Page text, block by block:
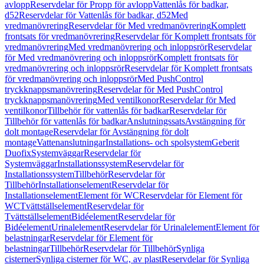
avloppReservdelar för Propp för avloppVattenlås för badkar,
d52Reservdelar för Vattenlås för badkar, d52Med
vredmanövreringReservdelar för Med vredmanövreringKomplett
frontsats för vredmanövreringReservdelar för Komplett frontsats för
vredmanövreringMed vredmanövrering och inloppsrörReservdelar
för Med vredmanövrering och inloppsrörKomplett frontsats för
vredmanövrering och inloppsrörReservdelar för Komplett frontsats
för vredmanövrering och inloppsrörMed PushControl
tryckknappsmanövreringReservdelar för Med PushControl
tryckknappsmanövreringMed ventilkonorReservdelar för Med
ventilkonorTillbehör för vattenlås för badkarReservdelar för
Tillbehör för vattenlås för badkarAnslutningssatsAvstängning för
dolt montageReservdelar för Avstängning för dolt
montageVattenanslutningarInstallations- och spolsystemGeberit
DuofixSystemväggarReservdelar för
SystemväggarInstallationssystemReservdelar för
InstallationssystemTillbehörReservdelar för
TillbehörInstallationselementReservdelar för
InstallationselementElement för WCReservdelar för Element för
WCTvättställselementReservdelar för
TvättställselementBidéelementReservdelar för
BidéelementUrinalelementReservdelar för UrinalelementElement för
belastningarReservdelar för Element för
belastningarTillbehörReservdelar för TillbehörSynliga
cisternerSynliga cisterner för WC, av plastReservdelar för Synliga